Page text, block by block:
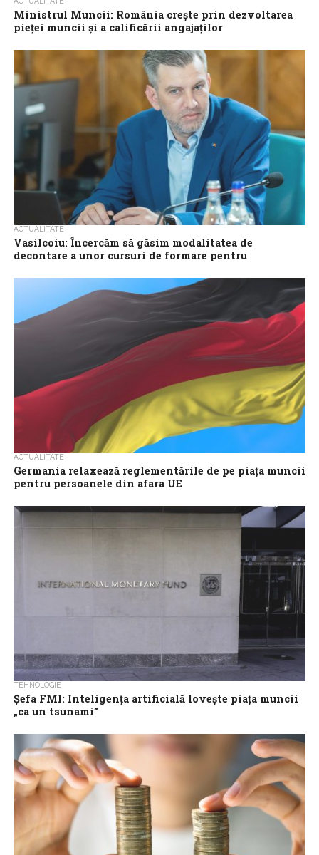
Ministrul Muncii: România creşte prin dezvoltarea
pieţei muncii şi a calificării angajaţilor
angajaţilor, susţine ministrul Muncii şi Solidarităţii Sociale, Simona
Bucura-Oprescu, într-o postare pe pagina...
ACTUALITATE
Vasilcoiu: Încercăm să găsim modalitatea de
decontare a unor cursuri de formare pentru
Ministerul Muncii încearcă să găsească o modalitate de
decontare a unor cursuri de formare pentru dobândirea
competenţelor verzi, digitale, competenţelor de limbă...
ACTUALITATE
Germania relaxează reglementările de pe piaţa muncii
pentru persoanele din afara UE
calificaţi din afara Uniunii Europene, care permite solicitanţilor să
se mute în...
TEHNOLOGIE
Șefa FMI: Inteligența artificială lovește piața muncii
„ca un tsunami”
tsunami”, a declarat luni Kristalina Georgieva, directorul general
al Fondului Monetar Internațional, la...